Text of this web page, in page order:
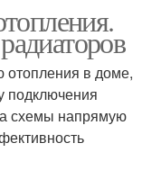
отопления в доме,
подключения
схемы напрямую